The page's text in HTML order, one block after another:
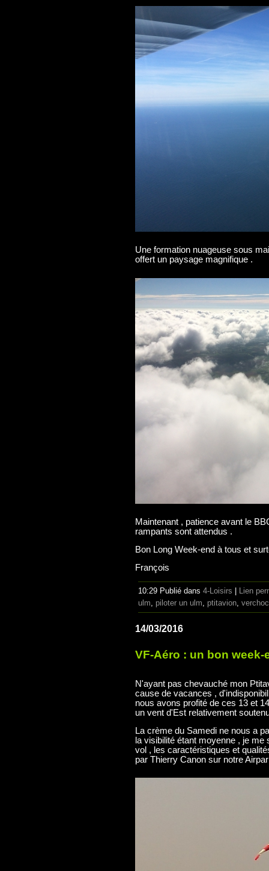
Une formation nuageuse sous
offert un paysage magnifique .
Maintenant , patience avant le
rampants sont attendus .
Bon Long Week-end à tous et
François
10:29 Publié dans 4-Loisirs
Lien
ulm
piloter un ulm ptitavion
14/03/2016
VF-Aéro : un bon week-
N'ayant pas chevauché mon
cause de vacances ,
nous avons profité de ces 13 et
un vent d'Est relativement
La crème du Samedi ne nous a
la visibilité étant moyenne , je
vol , les caractéristiques et
par Thierry Canon sur notre